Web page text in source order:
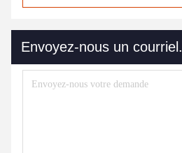
Envoyez-nous un courriel.